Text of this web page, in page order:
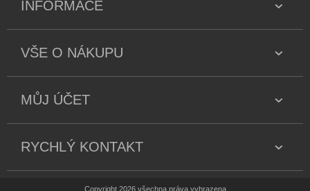
INFORMACE
VŠE O NÁKUPU
MŮJ ÚČET
RYCHLÝ KONTAKT
Copyright 2026 všechna práva vyhrazena